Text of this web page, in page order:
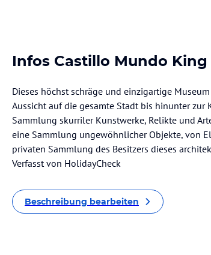
Infos Castillo Mundo King
Dieses höchst schräge und einzigartige
Aussicht auf die gesamte Stadt bis hinunter zur
Sammlung skurriler Kunstwerke, Relikte und
eine Sammlung ungewöhnlicher Objekte, von
privaten Sammlung des Besitzers dieses
Verfasst von HolidayCheck
Beschreibung bearbeiten